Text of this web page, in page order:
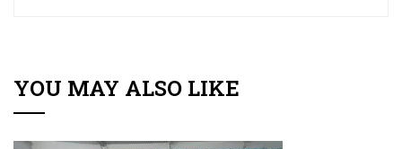
YOU MAY ALSO LIKE